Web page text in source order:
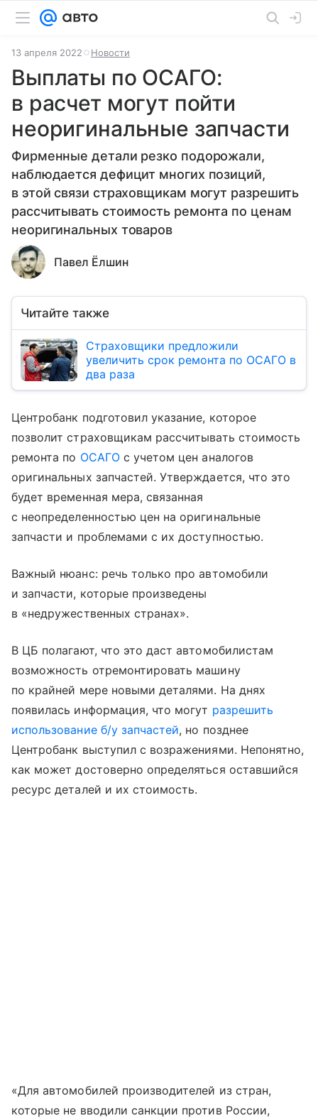
13 апреля 2022 Новости
Выплаты по ОСАГО:
в расчет могут пойти
неоригинальные запчасти
Фирменные детали резко подорожали,
наблюдается дефицит многих позиций,
в этой связи страховщикам могут разрешить
рассчитывать стоимость ремонта по ценам
неоригинальных товаров
Павел Ёлшин
Читайте также
Страховщики предложили
увеличить срок ремонта по ОСАГО в
два раза
Центробанк подготовил указание, которое
позволит страховщикам рассчитывать стоимость
ремонта по ОСАГОс учетом цен аналогов
оригинальных запчастей. Утверждается, что это
будет временная мера, связанная
с неопределенностью цен на оригинальные
запчасти и проблемами с их доступностью.
Важный нюанс: речь только про автомобили
и запчасти, которые произведены
в «недружественных странах».
В ЦБ полагают, что это даст автомобилистам
возможность отремонтировать машину
по крайней мере новыми деталями. На днях
появилась информация, что могут разрешить
использование б/у запчастей, но позднее
Центробанк выступил с возражениями. Непонятно,
как может достоверно определяться оставшийся
ресурс деталей и их стоимость.
«Для автомобилей производителей из стран,
которые не вводили санкции против России,